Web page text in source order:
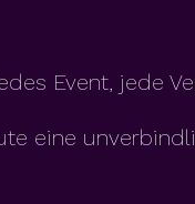
Event, jede
eine